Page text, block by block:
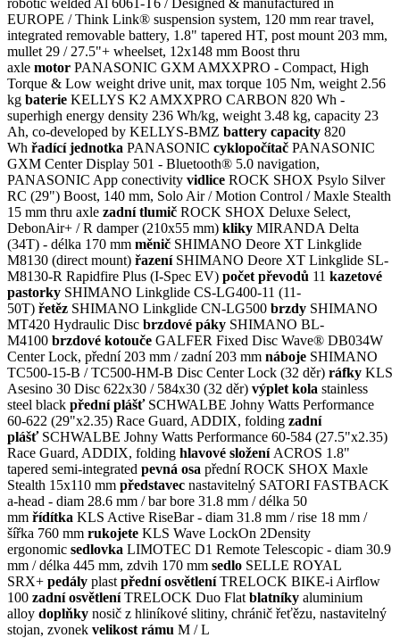
EUROPE / Think Link® suspension system, 120 mm rear travel,
integrated removable battery, 1.8" tapered HT, post mount 203 mm,
mullet 29 / 27.5"+ wheelset, 12x148 mm Boost thru
axle motor PANASONIC GXM AMXXPRO - Compact, High
Torque & Low weight drive unit, max torque 105 Nm, weight 2.56
kg baterie KELLYS K2 AMXXPRO CARBON 820 Wh -
superhigh energy density 236 Wh/kg, weight 3.48 kg, capacity 23
Ah, co-developed by KELLYS-BMZ battery capacity 820
Wh řadící jednotka PANASONIC cyklopočítač PANASONIC
GXM Center Display 501 - Bluetooth® 5.0 navigation,
PANASONIC App conectivity vidlice ROCK SHOX Psylo Silver
RC (29") Boost, 140 mm, Solo Air / Motion Control / Maxle Stealth
15 mm thru axle zadní tlumič ROCK SHOX Deluxe Select,
DebonAir+ / R damper (210x55 mm) kliky MIRANDA Delta
(34T) - délka 170 mm měnič SHIMANO Deore XT Linkglide
M8130 (direct mount) řazeníSHIMANO Deore XT Linkglide SL-
M8130-R Rapidfire Plus (I-Spec EV) počet převodů 11 kazetové
pastorky SHIMANO Linkglide CS-LG400-11 (11-
50T) řetěz SHIMANO Linkglide CN-LG500 brzdy SHIMANO
MT420 Hydraulic Disc brzdové páky SHIMANO BL-
M4100 brzdové kotouče GALFER Fixed Disc Wave® DB034W
Center Lock, přední 203 mm / zadní 203 mm náboje SHIMANO
TC500-15-B / TC500-HM-B Disc Center Lock (32 děr) ráfky KLS
Asesino 30 Disc 622x30 / 584x30 (32 děr) výplet kola stainless
steel black přední plášťSCHWALBE Johny Watts Performance
60-622 (29"x2.35) Race Guard, ADDIX, folding zadní
plášťSCHWALBE Johny Watts Performance 60-584 (27.5"x2.35)
Race Guard, ADDIX, folding hlavové složeníACROS 1.8"
tapered semi-integrated pevná osa přední ROCK SHOX Maxle
Stealth 15x110 mm představec nastavitelný SATORI FASTBACK
a-head - diam 28.6 mm / bar bore 31.8 mm / délka 50
mm řídítka KLS Active RiseBar - diam 31.8 mm / rise 18 mm /
šířka 760 mm rukojete KLS Wave LockOn 2Density
ergonomic sedlovka LIMOTEC D1 Remote Telescopic - diam 30.9
mm / délka 445 mm, zdvih 170 mm sedlo SELLE ROYAL
SRX+ pedály plast přední osvětleníTRELOCK BIKE-i Airflow
100 zadní osvětleníTRELOCK Duo Flat blatníky aluminium
alloy doplňky nosič z hliníkové slitiny, chránič řeťězu, nastavitelný
stojan, zvonek velikost rámu M / L